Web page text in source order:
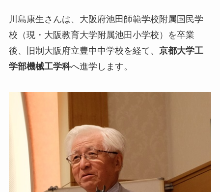
川島康生さんは、大阪府池田師範学校附属国民学
校（現・大阪教育大学附属池田小学校）を卒業
後、旧制大阪府立豊中中学校を経て、 京都大学工
学部機械工学科へ進学します。